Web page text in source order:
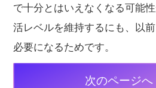
で十分とはいえなくなる可能
活レベルを維持するにも、以
必要になるためです。
次のページへ